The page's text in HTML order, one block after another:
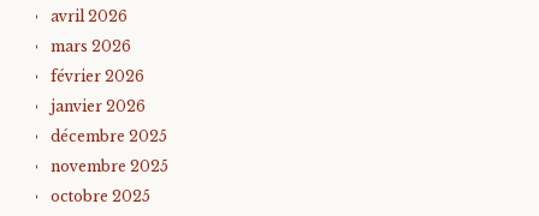
avril 2026
mars 2026
février 2026
janvier 2026
décembre 2025
novembre 2025
octobre 2025